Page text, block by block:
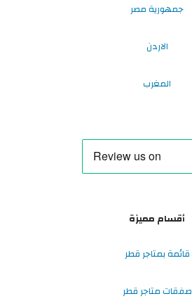
جمهورية مصر
الاردن
المغرب
أقسام مميزة
قائمة بمتاجر قطر
صفقات متاجر قطر